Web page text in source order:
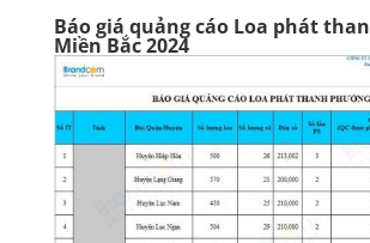
Báo giá quảng cáo Loa phát
Miền Bắc 2024